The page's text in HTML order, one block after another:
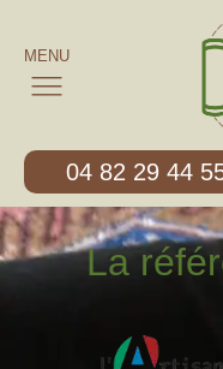
MENU
04 82 29 44
La